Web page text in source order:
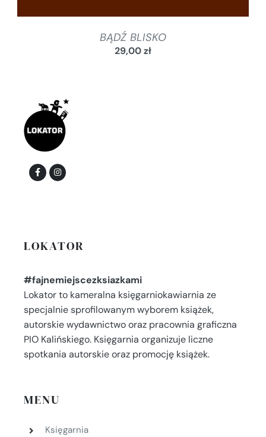
BĄDŹ BLISKO
29,00zł
LOKATOR
#fajnemiejscezksiazkami
Lokator to kameralna księgarniokawiarnia ze
specjalnie sprofilowanym wyborem książek,
autorskie wydawnictwo oraz pracownia graficzna
PIO Kalińskiego. Księgarnia organizuje liczne
spotkania autorskie oraz promocję książek.
MENU
Księgarnia